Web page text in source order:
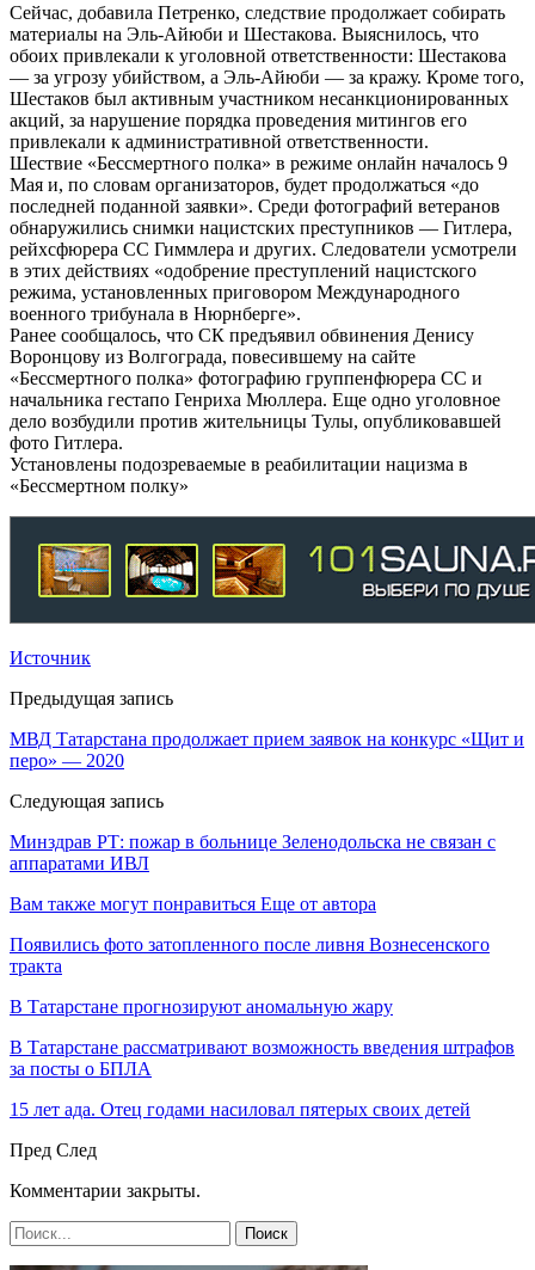
Сейчас, добавила Петренко, следствие продолжает собирать
материалы на Эль-Айюби и Шестакова. Выяснилось, что
обоих привлекали к уголовной ответственности: Шестакова
— за угрозу убийством, а Эль-Айюби — за кражу. Кроме того,
Шестаков был активным участником несанкционированных
акций, за нарушение порядка проведения митингов его
привлекали к административной ответственности.
Шествие «Бессмертного полка» в режиме онлайн началось 9
Мая и, по словам организаторов, будет продолжаться «до
последней поданной заявки». Среди фотографий ветеранов
обнаружились снимки нацистских преступников — Гитлера,
рейхсфюрера СС Гиммлера и других. Следователи усмотрели
в этих действиях «одобрение преступлений нацистского
режима, установленных приговором Международного
военного трибунала в Нюрнберге».
Ранее сообщалось, что СК предъявил обвинения Денису
Воронцову из Волгограда, повесившему на сайте
«Бессмертного полка» фотографию группенфюрера СС и
начальника гестапо Генриха Мюллера. Еще одно уголовное
дело возбудили против жительницы Тулы, опубликовавшей
фото Гитлера.
Установлены подозреваемые в реабилитации нацизма в
«Бессмертном полку»
Источник
Предыдущая запись
МВД Татарстана продолжает прием заявок на конкурс «Щит и
перо» — 2020
Следующая запись
Минздрав РТ: пожар в больнице Зеленодольска не связан с
аппаратами ИВЛ
Вам также могут понравиться Еще от автора
Появились фото затопленного после ливня Вознесенского
тракта
В Татарстане прогнозируют аномальную жару
В Татарстане рассматривают возможность введения штрафов
за посты о БПЛА
15 лет ада. Отец годами насиловал пятерых своих детей
Пред След
Комментарии закрыты.